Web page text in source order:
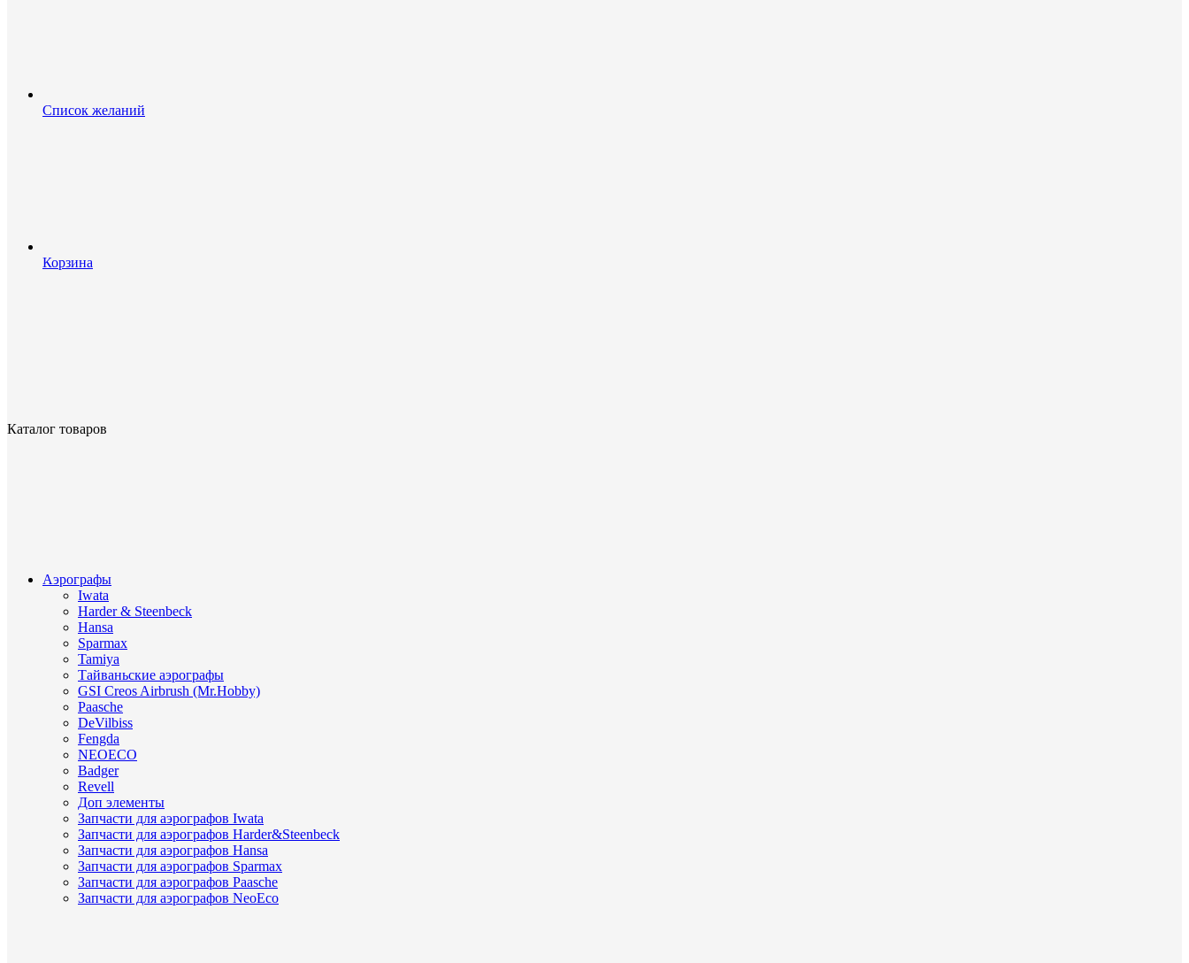
Список желаний
Корзина
Каталог товаров
Аэрографы
Iwata
Harder & Steenbeck
Hansa
Sparmax
Tamiya
Тайваньские аэрографы
GSI Creos Airbrush (Mr.Hobby)
Paasche
DeVilbiss
Fengda
NEOECO
Badger
Revell
Доп элементы
Запчасти для аэрографов Iwata
Запчасти для аэрографов Harder&Steenbeck
Запчасти для аэрографов Hansa
Запчасти для аэрографов Sparmax
Запчасти для аэрографов Paasche
Запчасти для аэрографов NeoEco